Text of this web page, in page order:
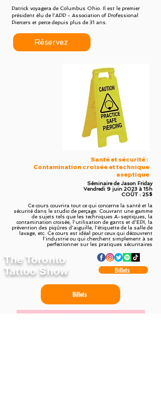
Patrick voyagera de Columbus Ohio. Il est le premier
président élu de l'APP - Association of Professional
Piercers et perce depuis plus de 31 ans.
Réservez
Santé et sécurité :
Contamination croisée et technique
aseptique
Séminaire de Jason Friday
Vendredi 9 juin 2023 à 15h
COÛT : 25$
Ce cours couvrira tout ce qui concerne la santé et la
sécurité dans le studio de perçage. Couvrant une gamme
de sujets tels que les techniques A-septiques, la
contamination croisée, l'utilisation de gants et d'EPI, la
prévention des piqûres d'aiguille, l'étiquette de la salle de
lavage, etc. Ce cours est idéal pour ceux qui découvrent
l'industrie ou qui cherchent simplement à se
perfectionner sur les pratiques sécuritaires
The Toronto
Tattoo Show
Billets
Billets